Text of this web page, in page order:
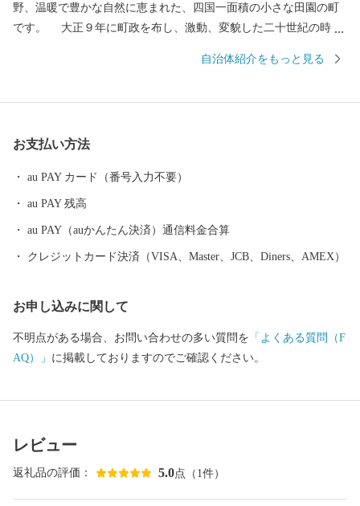
野、温暖で豊かな自然に恵まれた、四国一面積の小さな田園の町
です。 大正９年に町政を布し、激動、変貌した二十世紀の時代
かな明るい活力ある今日の町勢を築いてり、2020年に町制100周年
「訪れてみたい」、「住んでみたい」、「住み続けたい」と思え
自治体紹介をもっと見る
お支払い方法
au PAY カード（番号入力不要）
au PAY 残高
au PAY（auかんたん決済）通信料金合算
クレジットカード決済（VISA、Master、JCB、Diners、AMEX）
お申し込みに関して
不明点がある場合、お問い合わせの多い質問を 「よくある質問（F
AQ）」 に掲載しておりますのでご確認ください。
レビュー
返礼品の評価： 5.0点（1件）